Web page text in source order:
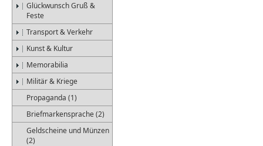
Glückwunsch Gruß &
Feste
Transport & Verkehr
Kunst & Kultur
Memorabilia
Militär & Kriege
Propaganda (1)
Briefmarkensprache (2)
Geldscheine und Münzen
(2)